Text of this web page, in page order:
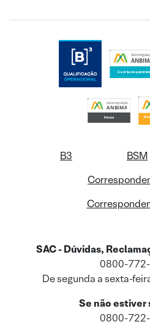
B3 BSM
SAC - Dúvidas,
0800-
De segunda a sexta-
Se não
0800-